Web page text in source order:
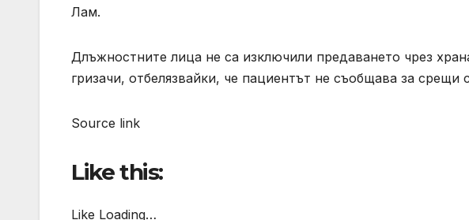
Лам.
Длъжностните лица не са изключили предаването чрез
гризачи, отбелязвайки, че пациентът не съобщава за срещи
Source link
Like this:
Like Loading…